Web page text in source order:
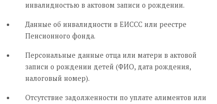
инвалидностью в актовом записи о рождении.
Данные об инвалидности в ЕИССС или реестре
Пенсионного фонда.
Персональные данные отца или матери в актовой
записи о рождении детей (ФИО, дата рождения,
налоговый номер).
Отсутствие задолженности по уплате алиментов или